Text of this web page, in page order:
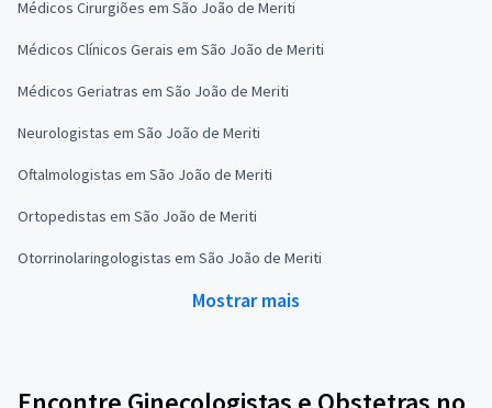
Médicos Cirurgiões em São João de Meriti
Médicos Clínicos Gerais em São João de Meriti
Médicos Geriatras em São João de Meriti
Neurologistas em São João de Meriti
Oftalmologistas em São João de Meriti
Ortopedistas em São João de Meriti
Otorrinolaringologistas em São João de Meriti
Mostrar mais